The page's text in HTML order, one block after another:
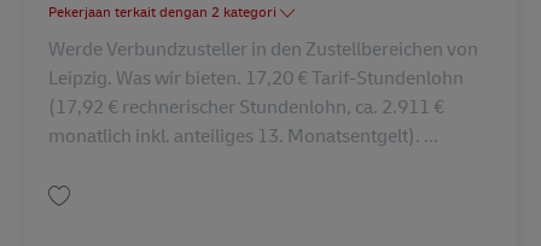
Pekerjaan terkait dengan 2 kategori
Werde Verbundzusteller in den Zustellbereichen von
Leipzig. Was wir bieten. 17,20 € Tarif-Stundenlohn
(17,92 € rechnerischer Stundenlohn, ca. 2.911 €
monatlich inkl. anteiliges 13. Monatsentgelt). ...